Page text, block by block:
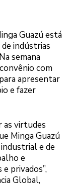
Guazú está
indústrias
semana
com
apresentar
e fazer
as virtudes
Minga Guazú
e de
e
privados”,
Global,